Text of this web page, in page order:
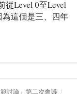
從Level 0至Level
這個是三、四年
討論」第二次會議